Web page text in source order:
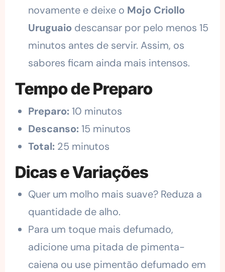
novamente e deixe o Mojo Criollo
Uruguaiodescansar por pelo menos 15
minutos antes de servir. Assim, os
sabores ficam ainda mais intensos.
Tempo de Preparo
Preparo: 10 minutos
Descanso: 15 minutos
Total: 25 minutos
Dicas e Variações
Quer um molho mais suave? Reduza a
quantidade de alho.
Para um toque mais defumado,
adicione uma pitada de pimenta-
caiena ou use pimentão defumado em